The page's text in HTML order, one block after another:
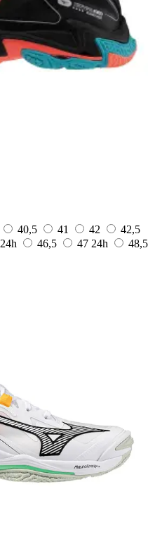
40,5 41 42
42,5
24h 46,5 47 24h
48,5